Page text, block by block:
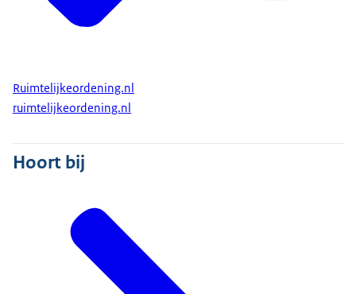
Ruimtelijkeordening.nl
ruimtelijkeordening.nl
Hoort bij